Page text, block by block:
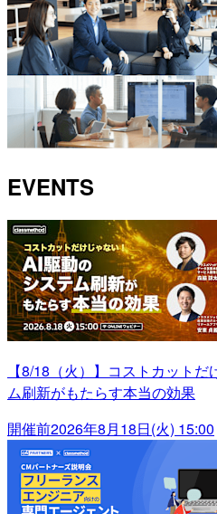
EVENTS
【8/18（火）】コストカット
ム刷新がもたらす本当の効果
開催前2026年8月18日(火) 15:00